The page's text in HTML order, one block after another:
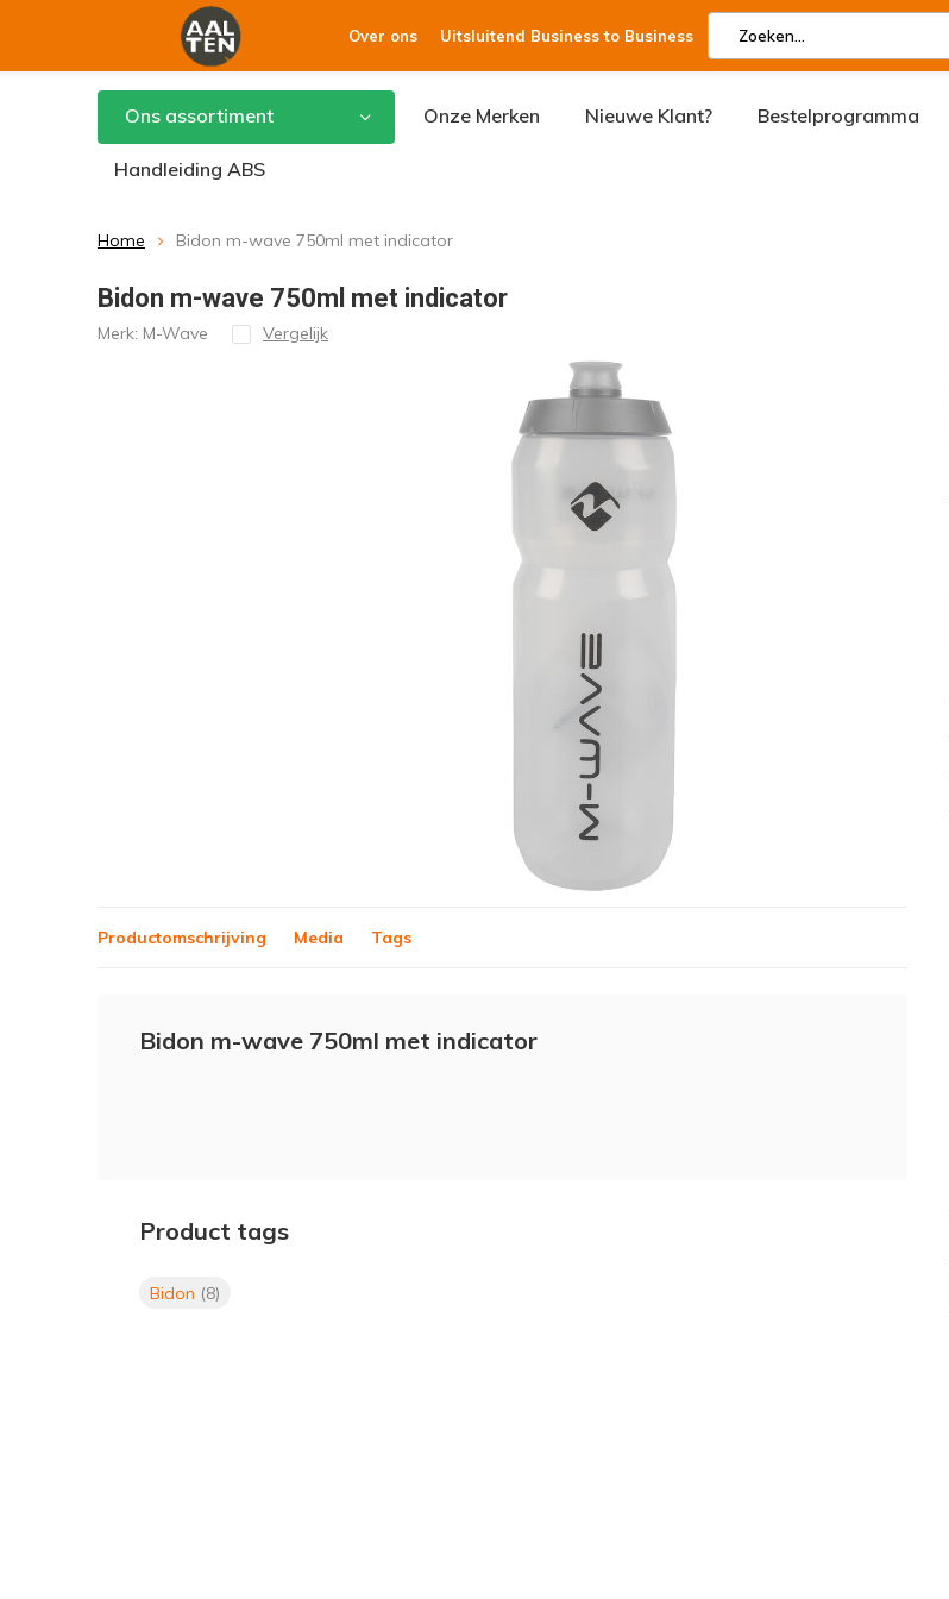
Over ons Uitsluitend Business to Business
Ons assortiment Onze Merken Nieuwe Klant? Bestelprogramma
Handleiding ABS
Home Bidon m-wave 750ml met indicator
Bidon m-wave 750ml met indicator
Merk: M-Wave Vergelijk
Productomschrijving Media Tags
Bidon m-wave 750ml met indicator
Product tags
Bidon (8)